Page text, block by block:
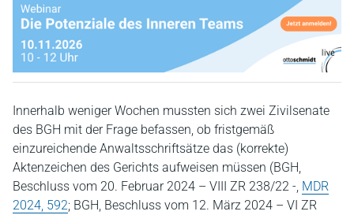
Innerhalb weniger Wochen mussten sich zwei Zivilsenate
des BGH mit der Frage befassen, ob fristgemäß
einzureichende Anwaltsschriftsätze das (korrekte)
Aktenzeichen des Gerichts aufweisen müssen (BGH,
Beschluss vom 20. Februar 2024 – VIII ZR 238/22 -, MDR
2024, 592; BGH, Beschluss vom 12. März 2024 – VI ZR